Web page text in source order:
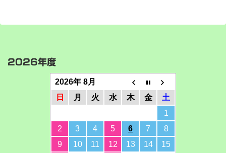
2026年度
2026年 8月
日
月 火 水 木 金
土
1
2
3 4 5 6 7
8
9
10 11 12 13 14
15